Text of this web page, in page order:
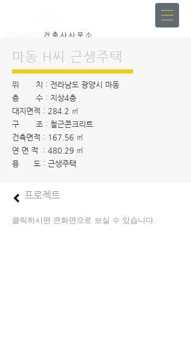
건 축 사 사 무 소
마동 H씨 근생주택
위 치 : 전라남도 광양시 마동
층 수 : 지상4층
대지면적 : 284.2 ㎡
구 조 : 철근콘크리트
건축면적 : 167.56 ㎡
연 면 적 : 480.29 ㎡
용 도 : 근생주택
프로젝트
클릭하시면 큰화면으로 보실 수 있습니다.